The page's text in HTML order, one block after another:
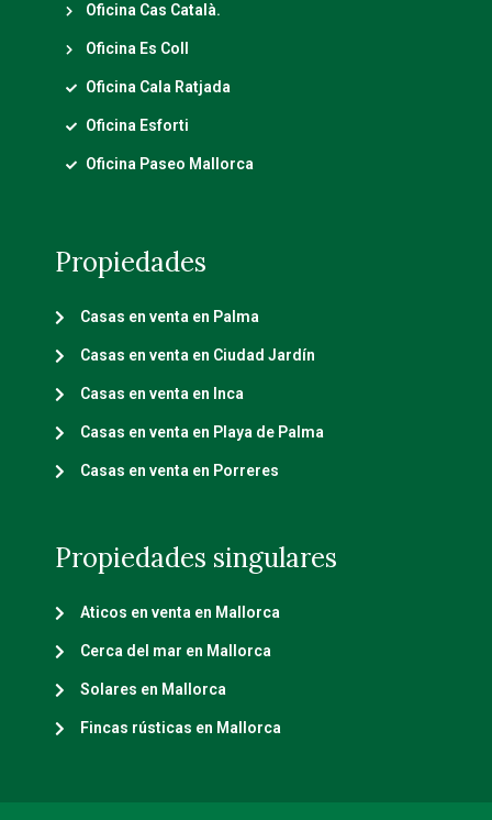
Oficina Cas Català.
Oficina Es Coll
Oficina Cala Ratjada
Oficina Esforti
Oficina Paseo Mallorca
Propiedades
Casas en venta en Palma
Casas en venta en Ciudad Jardín
Casas en venta en Inca
Casas en venta en Playa de Palma
Casas en venta en Porreres
Propiedades singulares
Aticos en venta en Mallorca
Cerca del mar en Mallorca
Solares en Mallorca
Fincas rústicas en Mallorca